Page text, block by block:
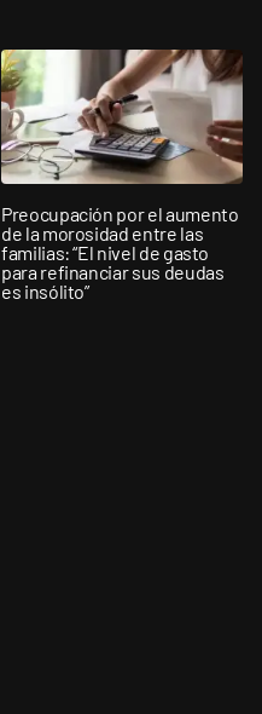
Preocupación por el aumento
de la morosidad entre las
familias: “El nivel de gasto
para refinanciar sus deudas
es insólito”